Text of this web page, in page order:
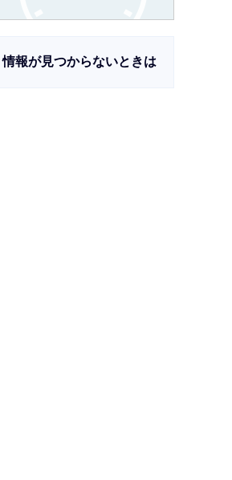
情報が見つからないときは